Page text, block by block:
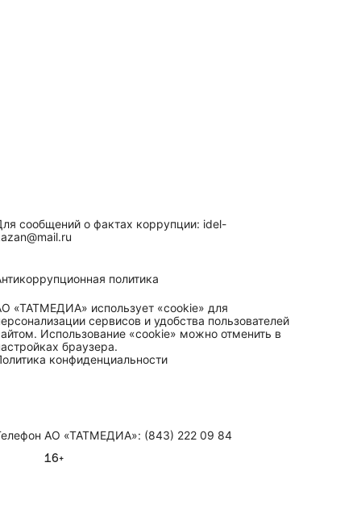
сообщений о фактах коррупции: idel-
политика
«ТАТМЕДИА» использует «cookie» для
сервисов и удобства пользователей
Использование «cookie» можно отменить в
браузера.
конфиденциальности
АО «ТАТМЕДИА»: (843) 222 09 84
16+